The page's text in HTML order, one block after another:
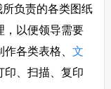
负责的各类图纸
，以便领导需要
各类表格、 文
印、扫描、复印